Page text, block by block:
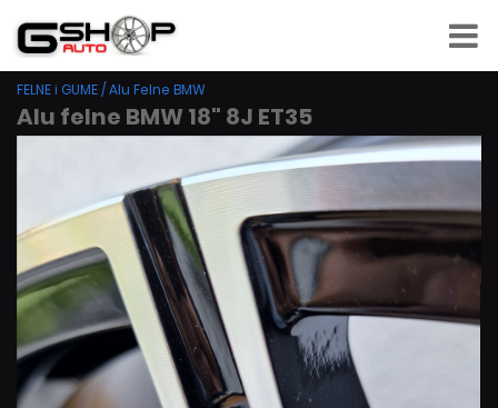
FELNE i GUME /Alu Felne BMW
Alu felne BMW 18" 8J ET35